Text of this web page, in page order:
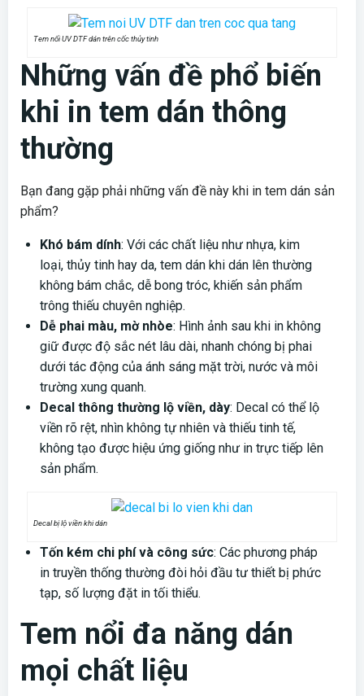
Tem nổi UV DTF dán trên cốc thủy tinh
Những vấn đề phổ biến
khi in tem dán thông
thường
Bạn đang gặp phải những vấn đề này khi in tem dán sản
phẩm?
Khó bám dính: Với các chất liệu như nhựa, kim
loại, thủy tinh hay da, tem dán khi dán lên thường
không bám chắc, dễ bong tróc, khiến sản phẩm
trông thiếu chuyên nghiệp.
Dễ phai màu, mờ nhòe: Hình ảnh sau khi in không
giữ được độ sắc nét lâu dài, nhanh chóng bị phai
dưới tác động của ánh sáng mặt trời, nước và môi
trường xung quanh.
Decal thông thường lộ viền, dày: Decal có thể lộ
viền rõ rệt, nhìn không tự nhiên và thiếu tinh tế,
không tạo được hiệu ứng giống như in trực tiếp lên
sản phẩm.
Decal bị lộ viền khi dán
Tốn kém chi phí và công sức: Các phương pháp
in truyền thống thường đòi hỏi đầu tư thiết bị phức
tạp, số lượng đặt in tối thiểu.
Tem nổi đa năng dán
mọi chất liệu